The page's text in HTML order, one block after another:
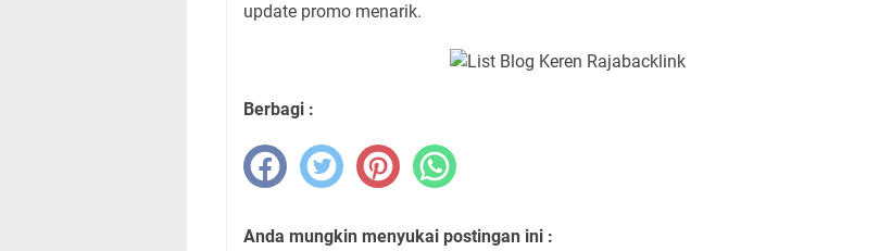
update promo menarik.
Berbagi :
Anda mungkin menyukai postingan ini :